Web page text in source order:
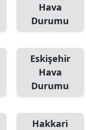
Hava
Durumu
Eskişehir
Hava
Durumu
Hakkari